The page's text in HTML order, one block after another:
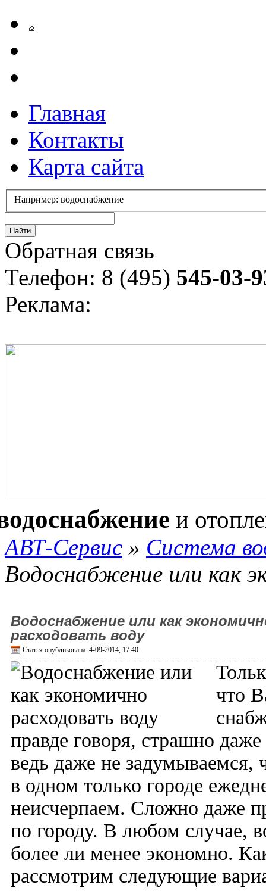
Главная
Контакты
Карта сайта
Например: водоснабжение
Обратная связь
Телефон: 8 (495) 545-03-
Реклама:
и
АВТ-Сервис » Система
Водоснабжение или как
Водоснабжение или как
расходовать воду
Статья опубликована: 4-09-2014, 17:40
что
правде говоря, страшно
ведь даже не задумываемся,
в одном только городе
неисчерпаем. Сложно даже
по городу. В любом случае,
более ли менее экономно.
рассмотрим следующие